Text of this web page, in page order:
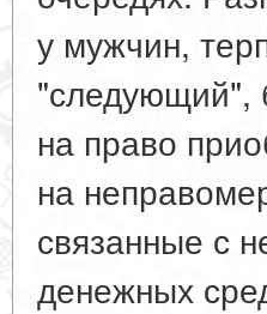
у мужчин,
"следующий",
на право
на
связанные с
денежных